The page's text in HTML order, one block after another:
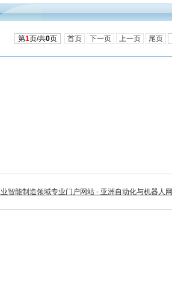
第1页/共0页 首页 下一页 上一页 尾页
智能制造领域专业门户网站 - 亚洲自动化与机器人网